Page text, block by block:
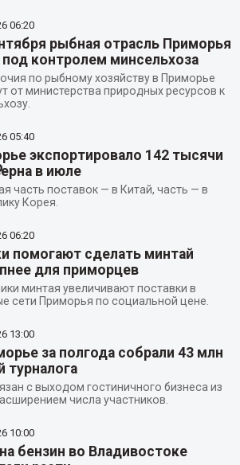
06:20
рыбная отрасль Приморья
контролем минсельхоза
по рыбному хозяйству в Приморье
от министерства природных ресурсов к
05:40
экспортировало 142 тысячи
в июле
часть поставок — в Китай, часть — в
Корея.
06:20
помогают сделать минтай
для приморцев
минтая увеличивают поставки в
сети Приморья по социальной цене.
13:00
за полгода собрали 43 млн
турналога
с выходом гостиничного бизнеса из
числа участников.
10:00
бензин во Владивостоке